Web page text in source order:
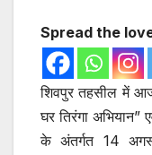
Spread the
शिवपुर तहसील में
घर तिरंगा
के अंतर्गत 14